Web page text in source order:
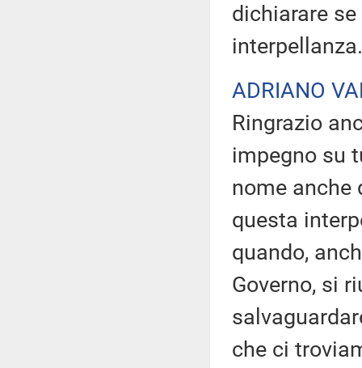
dichiarare
interpellanza.
ADRIANO
Ringrazio
impegno su
nome
questa
quando,
Governo, si
che ci